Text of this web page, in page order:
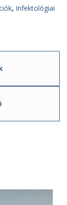
, Infektológiai